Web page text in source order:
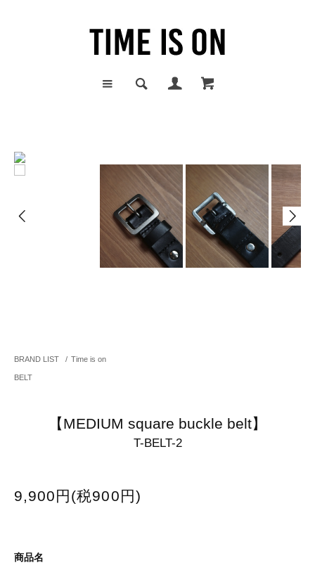
BRAND LIST / Time is on
BELT
【MEDIUM square buckle belt】
T-BELT-2
9,900円(税900円)
商品名